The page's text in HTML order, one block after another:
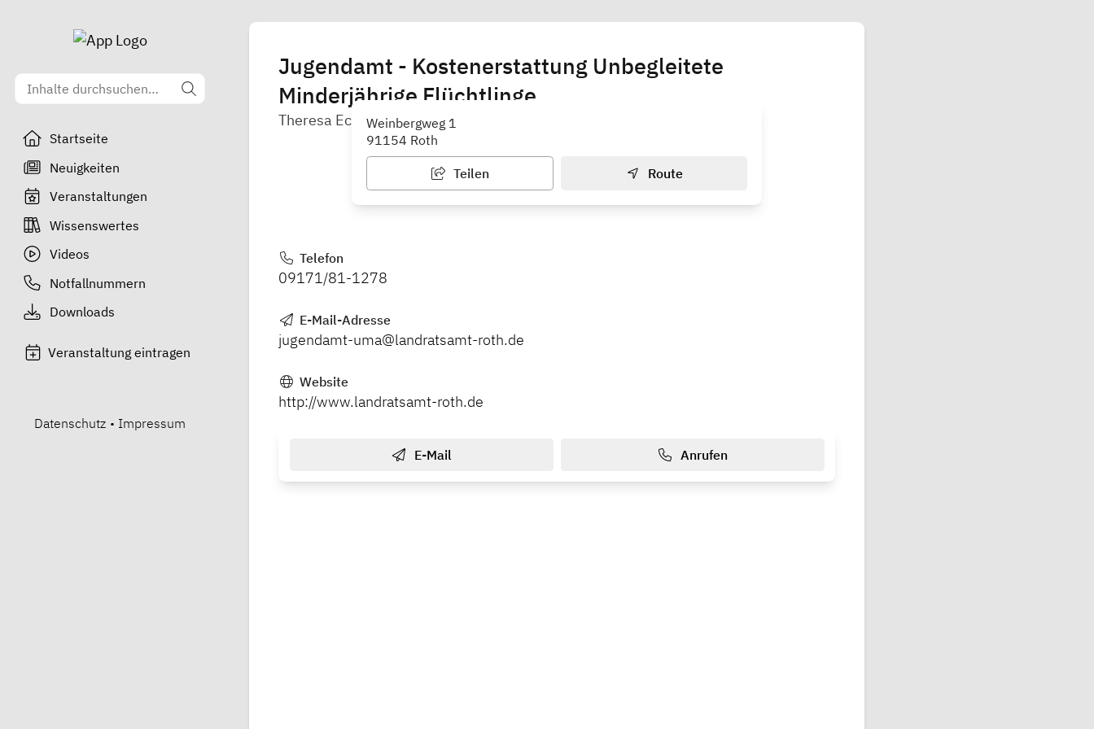
Startseite
Neuigkeiten
Veranstaltungen
Wissenswertes
Videos
Notfallnummern
Downloads
Veranstaltung eintragen
Datenschutz • Impressum
Jugendamt - Kostenerstattung Unbegleitete
Minderjährige Flüchtlinge
Theresa EckerleinWeinbergweg 1
91154 Roth
Teilen Route
Telefon
09171/81-1278
E-Mail-Adresse
jugendamt-uma@landratsamt-roth.de
Website
http://www.landratsamt-roth.de
E-Mail Anrufen